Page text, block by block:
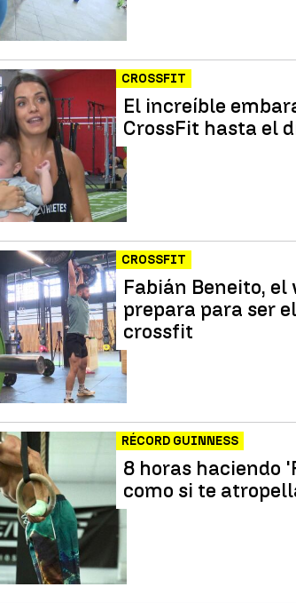
CROSSFIT
El increíble
CrossFit hasta el
CROSSFIT
Fabián Beneito, el
prepara para ser
crossfit
RÉCORD GUINNESS
8 horas haciendo
como si te